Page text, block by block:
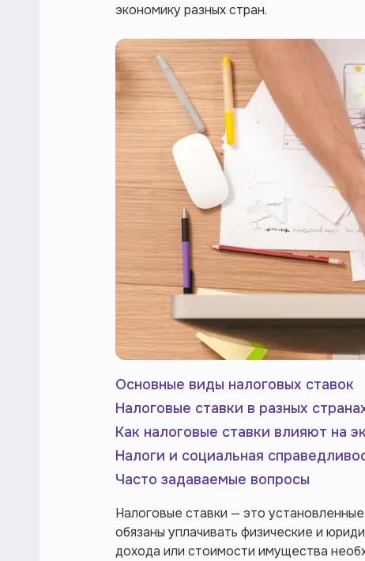
экономику разных стран.
Основные виды налоговых ставок
Налоговые ставки в разных
Как налоговые ставки влияют на
Налоги и социальная
Часто задаваемые вопросы
Налоговые ставки — это
обязаны уплачивать физические и
дохода или стоимости имущества